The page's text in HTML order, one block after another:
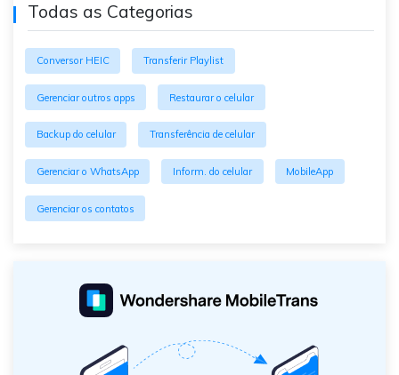
Todas as Categorias
Conversor HEIC Transferir Playlist
Gerenciar outros apps Restaurar o celular
Backup do celular Transferência de celular
Gerenciar o WhatsApp Inform. do celular MobileApp
Gerenciar os contatos